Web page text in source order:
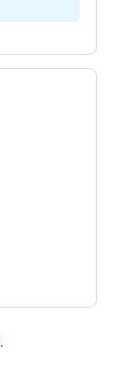
.